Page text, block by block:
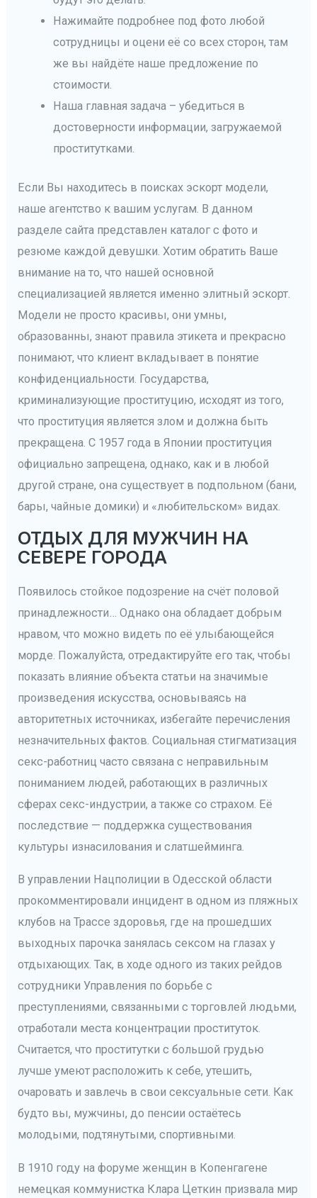
Нажимайте подробнее под фото любой
сотрудницы и оцени её со всех сторон, там
же вы найдёте наше предложение по
стоимости.
Наша главная задача – убедиться в
достоверности информации, загружаемой
проститутками.
Если Вы находитесь в поисках эскорт модели,
наше агентство к вашим услугам. В данном
разделе сайта представлен каталог с фото и
резюме каждой девушки. Хотим обратить Ваше
внимание на то, что нашей основной
специализацией является именно элитный эскорт.
Модели не просто красивы, они умны,
образованны, знают правила этикета и прекрасно
понимают, что клиент вкладывает в понятие
конфиденциальности. Государства,
криминализующие проституцию, исходят из того,
что проституция является злом и должна быть
прекращена. С 1957 года в Японии проституция
официально запрещена, однако, как и в любой
другой стране, она существует в подпольном (бани,
бары, чайные домики) и «любительском» видах.
ОТДЫХ ДЛЯ МУЖЧИН НА
СЕВЕРЕ ГОРОДА
Появилось стойкое подозрение на счёт половой
принадлежности… Однако она обладает добрым
нравом, что можно видеть по её улыбающейся
морде. Пожалуйста, отредактируйте его так, чтобы
показать влияние объекта статьи на значимые
произведения искусства, основываясь на
авторитетных источниках, избегайте перечисления
незначительных фактов. Социальная стигматизация
секс-работниц часто связана с неправильным
пониманием людей, работающих в различных
сферах секс-индустрии, а также со страхом. Её
последствие — поддержка существования
культуры изнасилования и слатшейминга.
В управлении Нацполиции в Одесской области
прокомментировали инцидент в одном из пляжных
клубов на Трассе здоровья, где на прошедших
выходных парочка занялась сексом на глазах у
отдыхающих. Так, в ходе одного из таких рейдов
сотрудники Управления по борьбе с
преступлениями, связанными с торговлей людьми,
отработали места концентрации проституток.
Считается, что проститутки с большой грудью
лучше умеют расположить к себе, утешить,
очаровать и завлечь в свои сексуальные сети. Как
будто вы, мужчины, до пенсии остаётесь
молодыми, подтянутыми, спортивными.
В 1910 году на форуме женщин в Копенгагене
немецкая коммунистка Клара Цеткин призвала мир